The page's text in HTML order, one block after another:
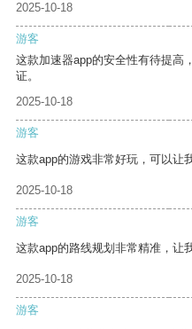
2025-10-18
游客
这款加速器app的安全性有待提高
证。
2025-10-18
游客
这款app的游戏非常好玩，可以让
2025-10-18
游客
这款app的路线规划非常精准，让
2025-10-18
游客